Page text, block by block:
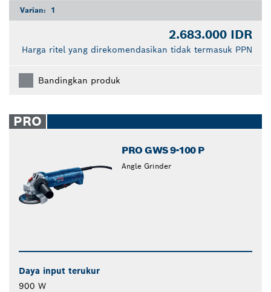
Varian: 1
2.683.000 IDR
Harga ritel yang direkomendasikan tidak termasuk PPN
Bandingkan produk
PRO
PRO GWS 9-100 P
Angle Grinder
Daya input terukur
900 W